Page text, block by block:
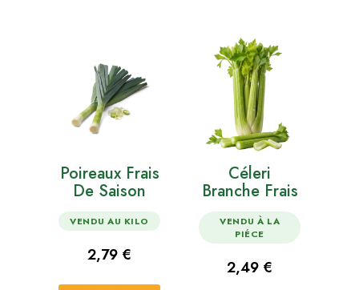
Poireaux Frais
De Saison
VENDU AU KILO
Prix
2,79 €
Céleri
Branche Frais
VENDU À LA
PIÉCE
Prix
2,49 €